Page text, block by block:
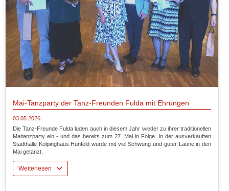
Mai-Tanzparty der Tanz-Freunden Fulda mit Ehrungen
03.05.2026
Die Tanz-Freunde Fulda luden auch in diesem Jahr wieder zu ihrer traditionellen
Maitanzparty ein - und das bereits zum 27. Mal in Folge. In der ausverkauften
Stadthalle Kolpinghaus Hünfeld wurde mit viel Schwung und guter Laune in den
Mai getanzt.
Weiterlesen